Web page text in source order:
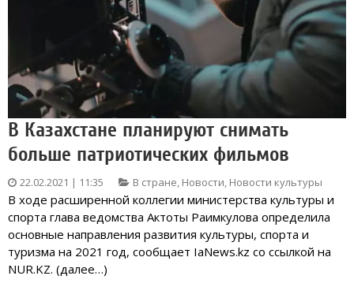
В Казахстане планируют снимать
больше патриотических фильмов
22.02.2021 | 11:35 В стране, Новости, Новости культуры
В ходе расширенной коллегии министерства культуры и
спорта глава ведомства Актоты Раимкулова определила
основные направления развития культуры, спорта и
туризма на 2021 год, сообщает IaNews.kz со ссылкой на
NUR.KZ. (далее…)